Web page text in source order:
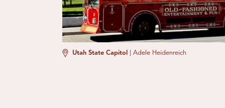
Utah State Capitol |Adele Heidenreich